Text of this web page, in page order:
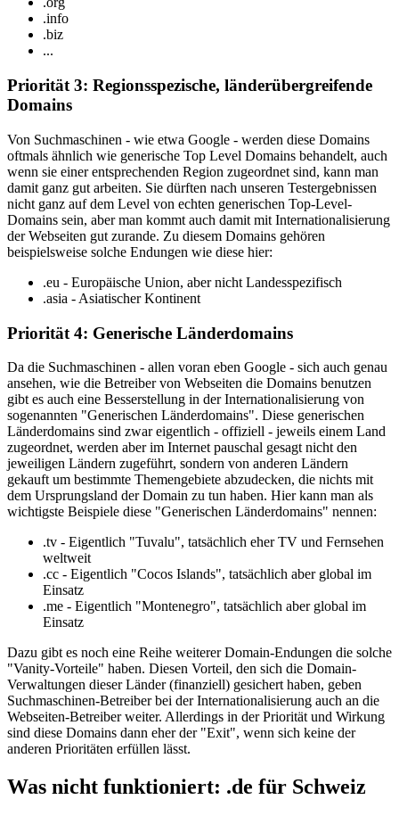
.info
.biz
...
Priorität 3: Regionsspezische, länderübergreifende
Domains
Von Suchmaschinen - wie etwa Google - werden diese Domains
oftmals ähnlich wie generische Top Level Domains behandelt, auch
wenn sie einer entsprechenden Region zugeordnet sind, kann man
damit ganz gut arbeiten. Sie dürften nach unseren Testergebnissen
nicht ganz auf dem Level von echten generischen Top-Level-
Domains sein, aber man kommt auch damit mit Internationalisierung
der Webseiten gut zurande. Zu diesem Domains gehören
beispielsweise solche Endungen wie diese hier:
.eu - Europäische Union, aber nicht Landesspezifisch
.asia - Asiatischer Kontinent
Priorität 4: Generische Länderdomains
Da die Suchmaschinen - allen voran eben Google - sich auch genau
ansehen, wie die Betreiber von Webseiten die Domains benutzen
gibt es auch eine Besserstellung in der Internationalisierung von
sogenannten "Generischen Länderdomains". Diese generischen
Länderdomains sind zwar eigentlich - offiziell - jeweils einem Land
zugeordnet, werden aber im Internet pauschal gesagt nicht den
jeweiligen Ländern zugeführt, sondern von anderen Ländern
gekauft um bestimmte Themengebiete abzudecken, die nichts mit
dem Ursprungsland der Domain zu tun haben. Hier kann man als
wichtigste Beispiele diese "Generischen Länderdomains" nennen:
.tv - Eigentlich "Tuvalu", tatsächlich eher TV und Fernsehen
weltweit
.cc - Eigentlich "Cocos Islands", tatsächlich aber global im
Einsatz
.me - Eigentlich "Montenegro", tatsächlich aber global im
Einsatz
Dazu gibt es noch eine Reihe weiterer Domain-Endungen die solche
"Vanity-Vorteile" haben. Diesen Vorteil, den sich die Domain-
Verwaltungen dieser Länder (finanziell) gesichert haben, geben
Suchmaschinen-Betreiber bei der Internationalisierung auch an die
Webseiten-Betreiber weiter. Allerdings in der Priorität und Wirkung
sind diese Domains dann eher der "Exit", wenn sich keine der
anderen Prioritäten erfüllen lässt.
Was nicht funktioniert: .de für Schweiz